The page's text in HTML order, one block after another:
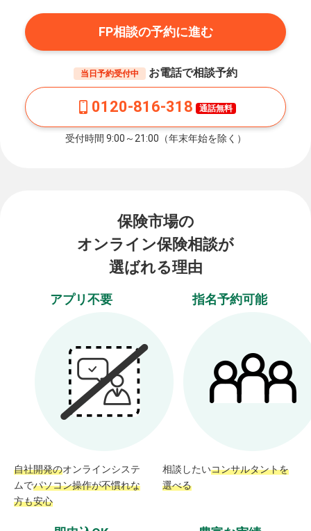
FP相談の予約に進む
当日予約受付中 お電話で相談予約
0120-816-318 通話無料
受付時間 9:00～21:00（年末年始を除く）
保険市場の
オンライン保険相談が
選ばれる理由
アプリ不要
自社開発のオンラインシステ
ムでパソコン操作が不慣れな
方も安心
指名予約可能
相談したいコンサルタントを
選べる